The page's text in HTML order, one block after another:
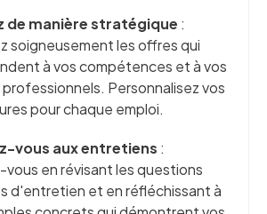
de manière stratégique :
soigneusement les offres qui
à vos compétences et à vos
Personnalisez vos
pour chaque emploi.
vous aux entretiens :
en révisant les questions
d'entretien et en réfléchissant à